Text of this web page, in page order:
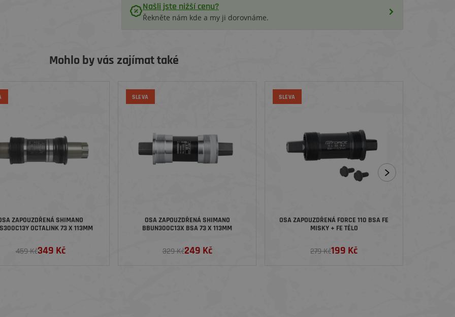
Našli jste nižší cenu?
Řekněte nám kde a my ji dorovnáme.
Mohlo by vás zajímat také
ZAPOUZDŘENÁ SHIMANO
OCTALINK 73 X 113MM
459 Kč349 Kč
SLEVA
OSA ZAPOUZDŘENÁ SHIMANO
BBUN300C13X BSA 73 X 113MM
329 Kč249 Kč
SLEVA
OSA ZAPOUZDŘENÁ FORCE 110 BSA FE
MISKY + FE TĚLO
279 Kč199 Kč